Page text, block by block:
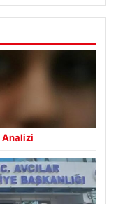
Analizi